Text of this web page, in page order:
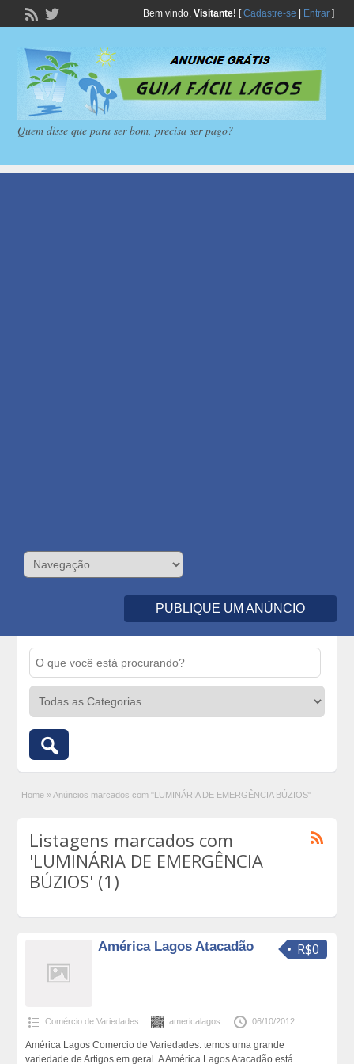
Bem vindo, Visitante! [Cadastre-se Entrar]
Quem disse que para ser bom, precisa ser pago?
PUBLIQUE UM ANÚNCIO
Home » Anúncios marcados com "LUMINÁRIA DE EMERGÊNCIA BÚZIOS"
Listagens marcados com
'LUMINÁRIA DE EMERGÊNCIA
BÚZIOS' (1)
R$0
América Lagos Atacadão
Comércio de Variedades americalagos 06/10/2012
América Lagos Comercio de Variedades. temos uma grande
variedade de Artigos em geral. A América Lagos Atacadão está